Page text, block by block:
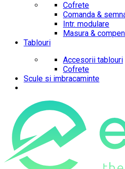
Cofrete
Comanda &
Intr. modulare
Masura &
Tablouri
Accesorii tablouri
Cofrete
Scule si imbracaminte